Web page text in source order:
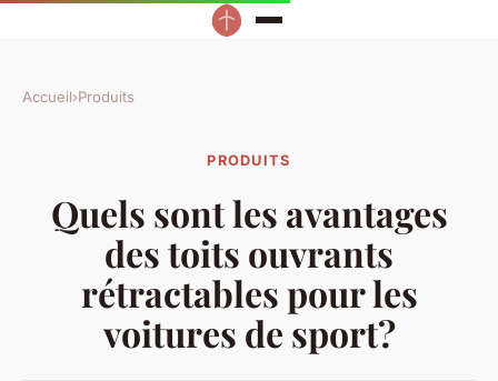
Accueil›Produits
PRODUITS
Quels sont les avantages
des toits ouvrants
rétractables pour les
voitures de sport?